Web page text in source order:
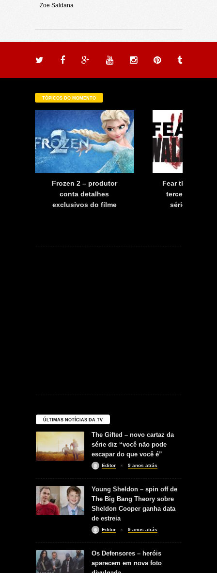
Zoe Saldana
TÓPICOS DO MOMENTO
Frozen 2 – produtor
conta detalhes
exclusivos do filme
Fear the
terceira
série já tem
ÚLTIMAS NOTÍCIAS DA TV
The Gifted – novo cartaz da
série diz “você não pode
escapar do que você é”
Editor 9 anos atrás
Young Sheldon – spin off de
The Big Bang Theory sobre
Sheldon Cooper ganha data
de estreia
Editor 9 anos atrás
Os Defensores – heróis
aparecem em nova foto